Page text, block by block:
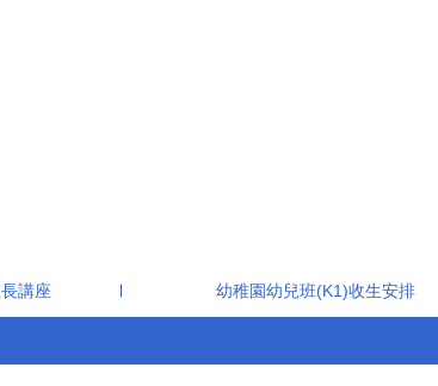
講座 幼稚園幼兒班(K1)收生安排